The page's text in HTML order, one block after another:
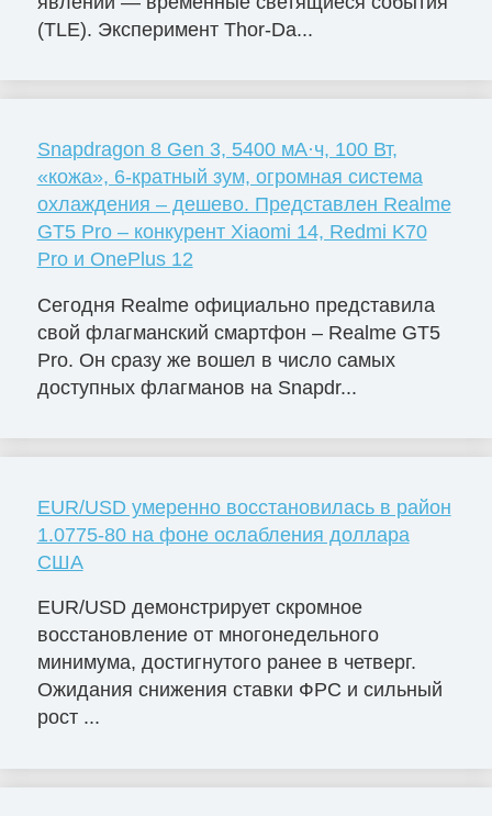
(TLE). Эксперимент Thor-Da...
Snapdragon 8 Gen 3, 5400 мА·ч, 100 Вт,
«кожа», 6-кратный зум, огромная система
охлаждения – дешево. Представлен Realme
GT5 Pro – конкурент Xiaomi 14, Redmi K70
Pro и OnePlus 12
Сегодня Realme официально представила
свой флагманский смартфон – Realme GT5
Pro. Он сразу же вошел в число самых
доступных флагманов на Snapdr...
EUR/USD умеренно восстановилась в район
1.0775-80 на фоне ослабления доллара
США
EUR/USD демонстрирует скромное
восстановление от многонедельного
минимума, достигнутого ранее в четверг.
Ожидания снижения ставки ФРС и сильный
рост ...